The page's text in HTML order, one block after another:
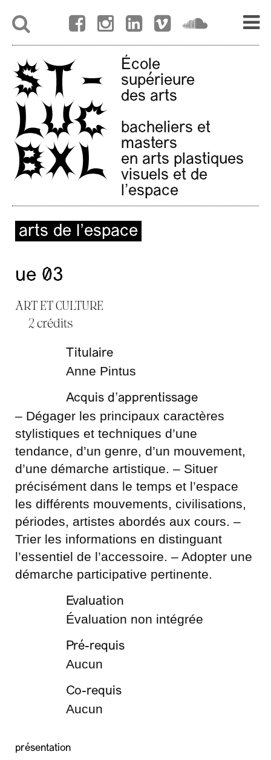
École
supérieure
des arts
bacheliers et
masters
en arts plastiques
visuels et de
l'espace
arts de l’espace
ue 03
ART ET CULTURE
2 crédits
Titulaire
Anne Pintus
Acquis d’apprentissage
– Dégager les principaux caractères
stylistiques et techniques d’une
tendance, d’un genre, d’un mouvement,
d’une démarche artistique. – Situer
précisément dans le temps et l’espace
les différents mouvements, civilisations,
périodes, artistes abordés aux cours. –
Trier les informations en distinguant
l’essentiel de l’accessoire. – Adopter une
démarche participative pertinente.
Evaluation
Évaluation non intégrée
Pré-requis
Aucun
Co-requis
Aucun
présentation